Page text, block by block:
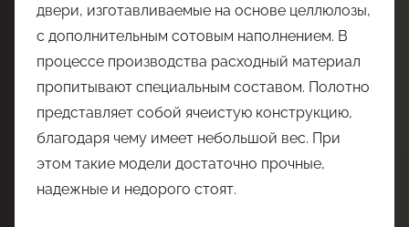
двери, изготавливаемые на основе целлюлозы,
с дополнительным сотовым наполнением. В
процессе производства расходный материал
пропитывают специальным составом. Полотно
представляет собой ячеистую конструкцию,
благодаря чему имеет небольшой вес. При
этом такие модели достаточно прочные,
надежные и недорого стоят.